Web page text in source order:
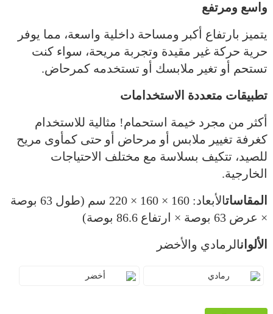
واسع ومرتفع
يتميز بارتفاع أكبر ومساحة داخلية واسعة، مما يوفر
حرية حركة غير مقيدة وتجربة مريحة، سواء كنت
تستحم أو تغير ملابسك أو تستخدمه كمرحاض.
تطبيقات متعددة الاستخدامات
أكثر من مجرد خيمة استحمام! مثالية للاستخدام
كغرفة تغيير ملابس أو مرحاض أو حتى كمأوى مريح
للصيد، تتكيف بسلاسة مع مختلف الاحتياجات
الخارجية.
المقاسات
الأبعاد: 160 × 160 × 220 سم (طول 63 بوصة
× عرض 63 بوصة × ارتفاع 86.6 بوصة)
الألوانالرمادي والأخضر
رمادي أخضر